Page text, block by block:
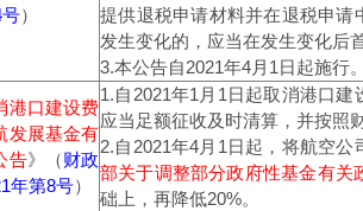
）
提供退税申请材料并在退税申
发生变化的，应当在发生变化后
3.本公告自2021年4月1日起施行。
港口建设费
发展基金有
告》（财政
年第8号）
1.自2021年1月1日起取消港口
应当足额征收及时清算，并按照
2.自2021年4月1日起，将航空
部关于调整部分政府性基金有关
础上，再降低20%。